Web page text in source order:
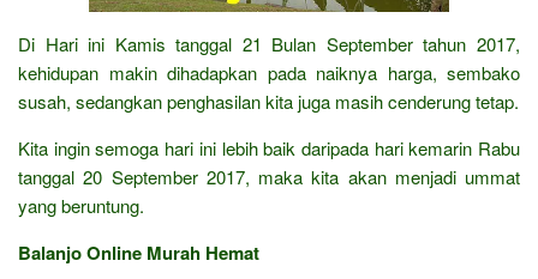
Di Hari ini Kamis tanggal 21 Bulan September tahun 2017,
kehidupan makin dihadapkan pada naiknya harga, sembako
susah, sedangkan penghasilan kita juga masih cenderung tetap.
Kita ingin semoga hari ini lebih baik daripada hari kemarin Rabu
tanggal 20 September 2017, maka kita akan menjadi ummat
yang beruntung.
Balanjo Online Murah Hemat